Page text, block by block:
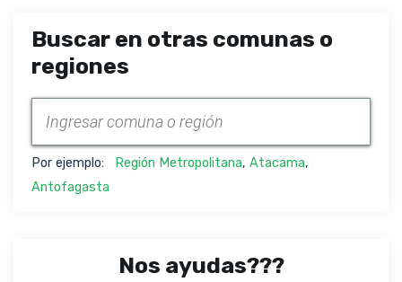
Buscar en otras comunas o
regiones
Por ejemplo: Región Metropolitana, Atacama,
Antofagasta
Nos ayudas???